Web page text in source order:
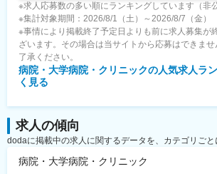
※求人応募数の多い順にランキングしています（非
※集計対象期間：2026/8/1（土）～2026/8/7（金）
※事情により掲載終了予定日よりも前に求人募集が
ざいます。その場合は当サイトから応募はできま
了承ください。
病院・大学病院・クリニックの人気求人ラ
く見る
求人の傾向
dodaに掲載中の求人に関するデータを、カテゴリごと
病院・大学病院・クリニック